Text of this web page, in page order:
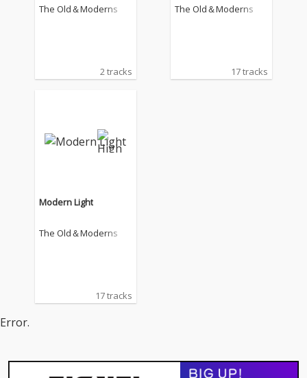
The Old＆Moderns
2 tracks
The Old＆Moderns
17 tracks
Modern Light
The Old＆Moderns
17 tracks
Error.